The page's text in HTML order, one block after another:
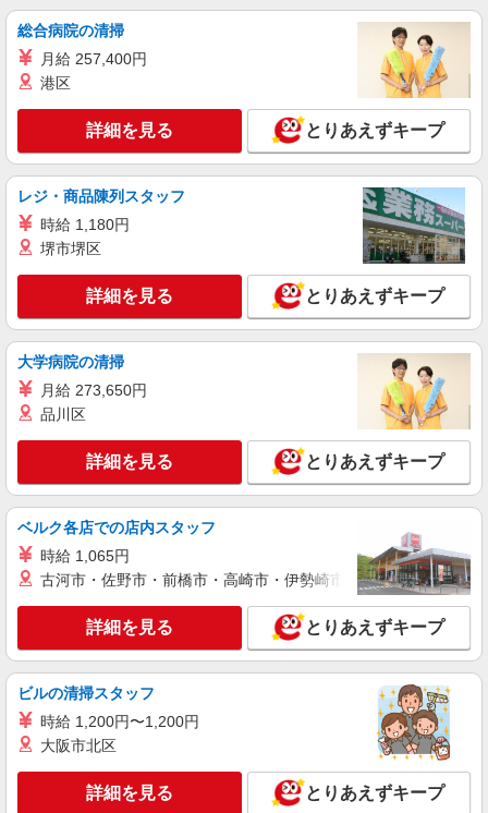
総合病院の清掃
月給 257,400円
港区
詳細を見る とりあえずキープ
レジ・商品陳列スタッフ
時給 1,180円
堺市堺区
詳細を見る とりあえずキープ
大学病院の清掃
月給 273,650円
品川区
詳細を見る とりあえずキープ
ベルク各店での店内スタッフ
時給 1,065円
古河市・佐野市・前橋市・高崎市・伊勢崎市・太田市・館林市
詳細を見る とりあえずキープ
ビルの清掃スタッフ
時給 1,200円〜1,200円
大阪市北区
詳細を見る とりあえずキープ